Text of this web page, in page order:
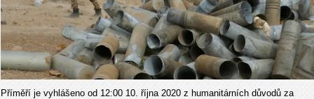
Příměří je vyhlášeno od 12:00 10. října 2020 z humanitárních důvodů za